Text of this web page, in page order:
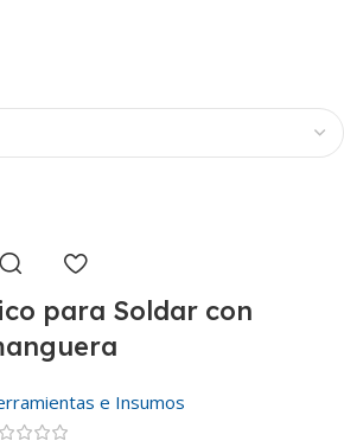
para Soldar con
e Insumos